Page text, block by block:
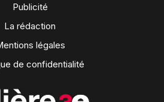
Publicité
La rédaction
légales
de confidentialité